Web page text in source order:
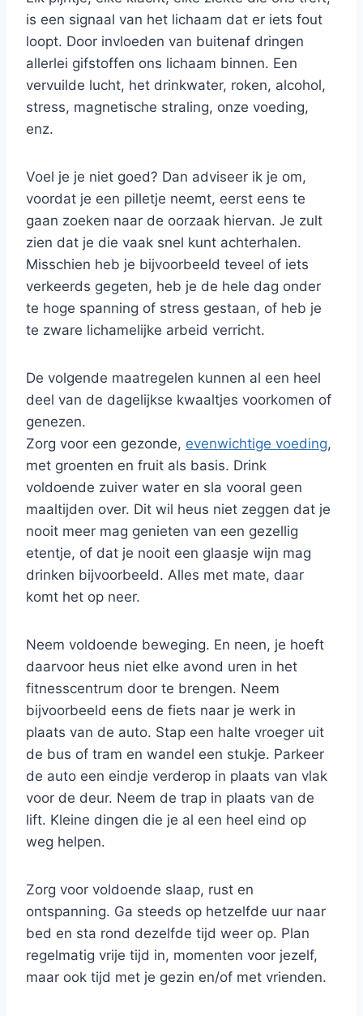
is een signaal van het lichaam dat er iets fout
loopt. Door invloeden van buitenaf dringen
allerlei gifstoffen ons lichaam binnen. Een
vervuilde lucht, het drinkwater, roken, alcohol,
stress, magnetische straling, onze voeding,
enz.
Voel je je niet goed? Dan adviseer ik je om,
voordat je een pilletje neemt, eerst eens te
gaan zoeken naar de oorzaak hiervan. Je zult
zien dat je die vaak snel kunt achterhalen.
Misschien heb je bijvoorbeeld teveel of iets
verkeerds gegeten, heb je de hele dag onder
te hoge spanning of stress gestaan, of heb je
te zware lichamelijke arbeid verricht.
De volgende maatregelen kunnen al een heel
deel van de dagelijkse kwaaltjes voorkomen of
genezen.
Zorg voor een gezonde, evenwichtige voeding,
met groenten en fruit als basis. Drink
voldoende zuiver water en sla vooral geen
maaltijden over. Dit wil heus niet zeggen dat je
nooit meer mag genieten van een gezellig
etentje, of dat je nooit een glaasje wijn mag
drinken bijvoorbeeld. Alles met mate, daar
komt het op neer.
Neem voldoende beweging. En neen, je hoeft
daarvoor heus niet elke avond uren in het
fitnesscentrum door te brengen. Neem
bijvoorbeeld eens de fiets naar je werk in
plaats van de auto. Stap een halte vroeger uit
de bus of tram en wandel een stukje. Parkeer
de auto een eindje verderop in plaats van vlak
voor de deur. Neem de trap in plaats van de
lift. Kleine dingen die je al een heel eind op
weg helpen.
Zorg voor voldoende slaap, rust en
ontspanning. Ga steeds op hetzelfde uur naar
bed en sta rond dezelfde tijd weer op. Plan
regelmatig vrije tijd in, momenten voor jezelf,
maar ook tijd met je gezin en/of met vrienden.